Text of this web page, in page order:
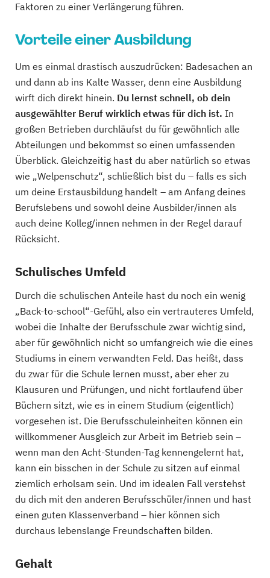
Faktoren zu einer Verlängerung führen.
Vorteile einer Ausbildung
Um es einmal drastisch auszudrücken: Badesachen an
und dann ab ins Kalte Wasser, denn eine Ausbildung
wirft dich direkt hinein. Du lernst schnell, ob dein
ausgewählter Beruf wirklich etwas für dich ist. In
großen Betrieben durchläufst du für gewöhnlich alle
Abteilungen und bekommst so einen umfassenden
Überblick. Gleichzeitig hast du aber natürlich so etwas
wie „Welpenschutz“, schließlich bist du – falls es sich
um deine Erstausbildung handelt – am Anfang deines
Berufslebens und sowohl deine Ausbilder/innen als
auch deine Kolleg/innen nehmen in der Regel darauf
Rücksicht.
Schulisches Umfeld
Durch die schulischen Anteile hast du noch ein wenig
„Back-to-school“-Gefühl, also ein vertrauteres Umfeld,
wobei die Inhalte der Berufsschule zwar wichtig sind,
aber für gewöhnlich nicht so umfangreich wie die eines
Studiums in einem verwandten Feld. Das heißt, dass
du zwar für die Schule lernen musst, aber eher zu
Klausuren und Prüfungen, und nicht fortlaufend über
Büchern sitzt, wie es in einem Studium (eigentlich)
vorgesehen ist. Die Berufsschuleinheiten können ein
willkommener Ausgleich zur Arbeit im Betrieb sein –
wenn man den Acht-Stunden-Tag kennengelernt hat,
kann ein bisschen in der Schule zu sitzen auf einmal
ziemlich erholsam sein. Und im idealen Fall verstehst
du dich mit den anderen Berufsschüler/innen und hast
einen guten Klassenverband – hier können sich
durchaus lebenslange Freundschaften bilden.
Gehalt